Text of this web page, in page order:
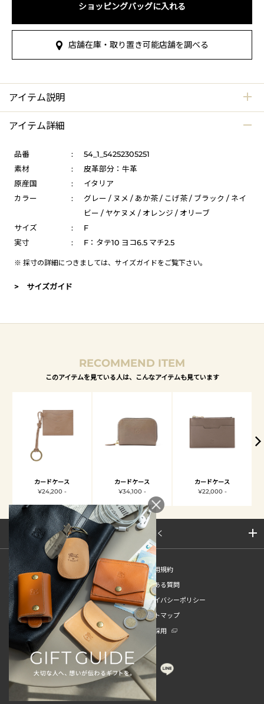
ショッピングバッグに入れる
店舗在庫・取り置き可能店舗を調べる
アイテム説明
アイテム詳細
品番 :
54_1_54252305251
素材
:
皮革部分：牛革
原産国
:
イタリア
カラー
:
グレー / ヌメ / あか茶 / こげ茶 / ブラック / ネイ
ビー / ヤケヌメ / オレンジ / オリーブ
サイズ
:
F
実寸
: F：タテ10 ヨコ6.5 マチ2.5
※ 採寸の詳細につきましては、 サイズガイドをご覧下さい。
> サイズガイド
RECOMMEND ITEM
このアイテムを見ている人は、こんなアイテムも見ています
カードケース
¥24,200 -
カードケース
¥34,100 -
カードケース
¥22,000 -
サイトマップを開く
新規会員登録
ご利用規約
ご利用ガイド
よくある質問
特定商取引法
プライバシーポリシー
お問い合わせ
サイトマップ
販売スタッフ中途採用
新卒採用